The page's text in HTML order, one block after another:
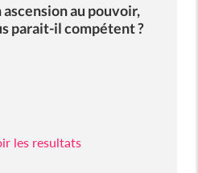
ascension au pouvoir,
parait-il compétent ?
les resultats